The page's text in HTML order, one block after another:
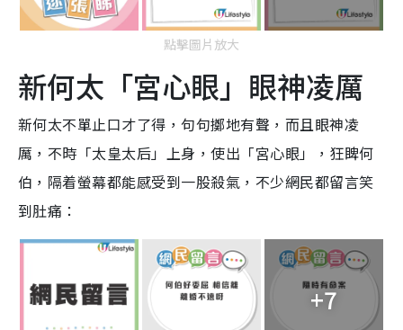
點擊圖片放大
新何太「宮心眼」眼神凌厲
新何太不單止口才了得，句句擲地有聲，而且眼神凌
厲，不時「太皇太后」上身，使出「宮心眼」，狂睥何
伯，隔着螢幕都能感受到一股殺氣，不少網民都留言笑
到肚痛：
+7